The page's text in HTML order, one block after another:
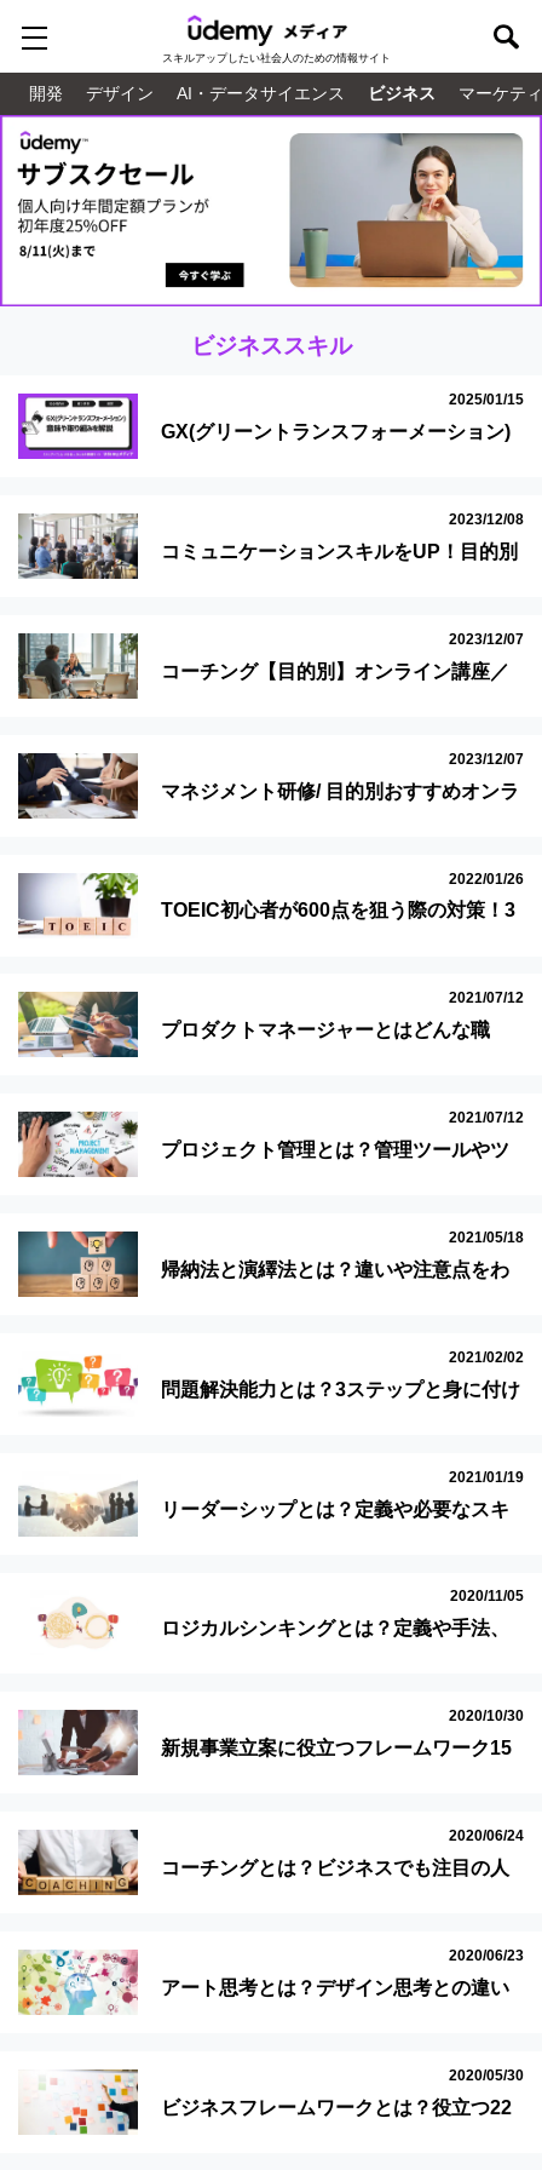
スキルアップしたい社会人のための情報サイト
開発 デザイン AI・データサイエンス ビジネス マーケテ
ビジネススキル
2025/01/15
GX(グリーントランスフォーメーション)
2023/12/08
コミュニケーションスキルをUP！目的別
2023/12/07
コーチング【目的別】オンライン講座／
2023/12/07
マネジメント研修/ 目的別おすすめオンラ
2022/01/26
TOEIC初心者が600点を狙う際の対策！3
2021/07/12
プロダクトマネージャーとはどんな職
2021/07/12
プロジェクト管理とは？管理ツールやツ
2021/05/18
帰納法と演繹法とは？違いや注意点をわ
2021/02/02
問題解決能力とは？3ステップと身に付け
2021/01/19
リーダーシップとは？定義や必要なスキ
2020/11/05
ロジカルシンキングとは？定義や手法、
2020/10/30
新規事業立案に役立つフレームワーク15
2020/06/24
コーチングとは？ビジネスでも注目の人
2020/06/23
アート思考とは？デザイン思考との違い
2020/05/30
ビジネスフレームワークとは？役立つ22